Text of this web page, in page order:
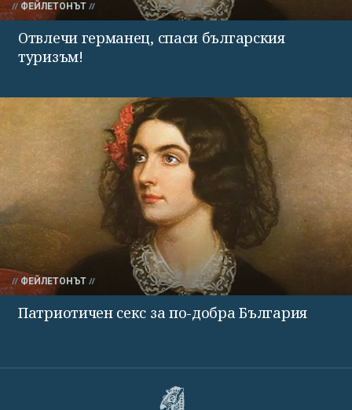
ФЕЙЛЕТОНЪТ
Отвлечи германец, спаси българския
туризъм!
ФЕЙЛЕТОНЪТ
Патриотичен секс за по-добра България